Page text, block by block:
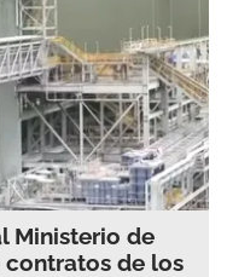
Ministerio de
contratos de los